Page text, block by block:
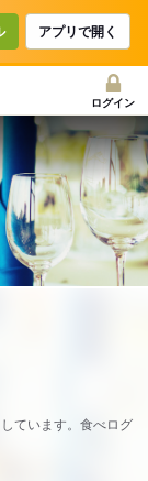
アプリで開く
ログイン
ています。食べログ